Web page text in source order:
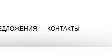
КОНТАКТЫ